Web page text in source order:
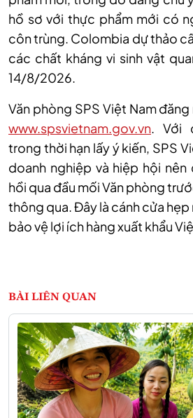
hồ sơ với thực phẩm mới có
côn trùng. Colombia dự thảo
các chất kháng vi sinh vật
14/8/2026.
Văn phòng SPS Việt Nam
www.spsvietnam.gov.vn. Với
trong thời hạn lấy ý kiến, SPS
doanh nghiệp và hiệp hội
hồi qua đầu mối Văn phòng
thông qua. Đây là cánh cửa
bảo vệ lợi ích hàng xuất khẩu
BÀI LIÊN QUAN